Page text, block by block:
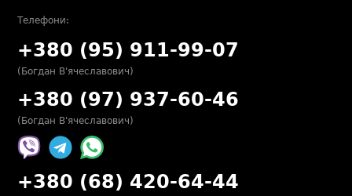
Телефони:
+380 (95) 911-99-07
(Богдан В'ячеславович)
+380 (97) 937-60-46
(Богдан В'ячеславович)
+380 (68) 420-64-44